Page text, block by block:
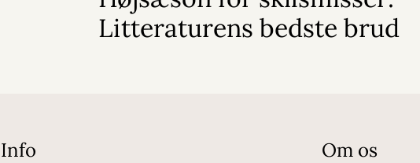
Litteraturens bedste brud
Info Om os